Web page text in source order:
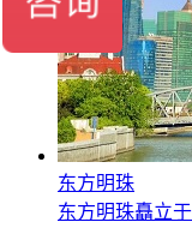
东方明珠
东方明珠矗立